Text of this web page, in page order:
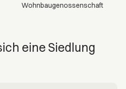
Wohnbaugenossenschaft
eine Siedlung